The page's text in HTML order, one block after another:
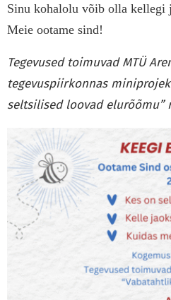
Sinu kohalolu võib olla kellegi
Meie ootame sind!
Tegevused toimuvad MTÜ
tegevuspiirkonnas
seltsilised loovad elurõõmu”